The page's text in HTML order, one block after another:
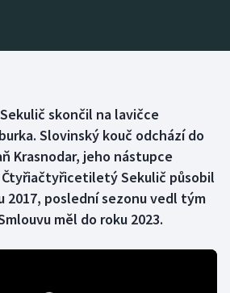
skončil na lavičce
Slovinský kouč odchází do
Krasnodar, jeho nástupce
Sekulič působil
2017, poslední sezonu vedl tým
měl do roku 2023.